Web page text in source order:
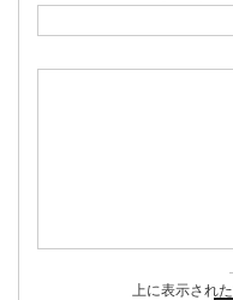
上に表示され